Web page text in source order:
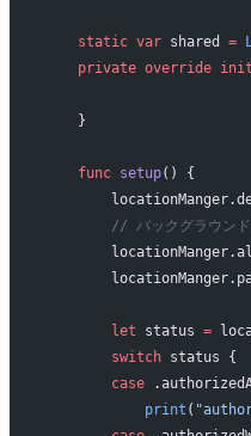
    static
var shared =
    private
override init
    }
    func
setup() {
// バックグラウン
        let
status =
        switch
status {
        case
            print
(